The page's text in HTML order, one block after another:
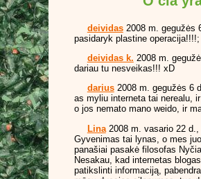
deividas2008 m. gegužės
pasidaryk plastine
deividas k. 2008 m.
dariau tu nesveikas!!! xD
darius2008 m. gegužės 6
as myliu interneta tai nerealu,
o jos nemato mano weido, ir
Lina2008 m. vasario 22 d.,
Gyvenimas tai lynas, o mes
panašiai pasakė filosofas Nyčia.
Nesakau, kad internetas
patikslinti informaciją,